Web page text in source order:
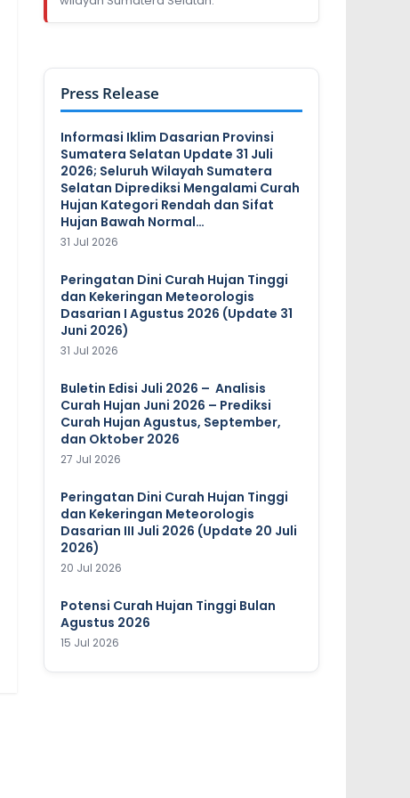
Press Release
Informasi Iklim Dasarian Provinsi
Sumatera Selatan Update 31 Juli
2026; Seluruh Wilayah Sumatera
Selatan Diprediksi Mengalami Curah
Hujan Kategori Rendah dan Sifat
Hujan Bawah Normal…
31 Jul 2026
Peringatan Dini Curah Hujan Tinggi
dan Kekeringan Meteorologis
Dasarian I Agustus 2026 (Update 31
Juni 2026)
31 Jul 2026
Buletin Edisi Juli 2026 – Analisis
Curah Hujan Juni 2026 – Prediksi
Curah Hujan Agustus, September,
dan Oktober 2026
27 Jul 2026
Peringatan Dini Curah Hujan Tinggi
dan Kekeringan Meteorologis
Dasarian III Juli 2026 (Update 20 Juli
2026)
20 Jul 2026
Potensi Curah Hujan Tinggi Bulan
Agustus 2026
15 Jul 2026